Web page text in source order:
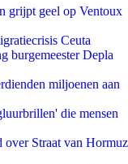
grijpt geel op Ventoux
Ceuta
burgemeester Depla
miljoenen aan
die mensen
over Straat van Hormuz